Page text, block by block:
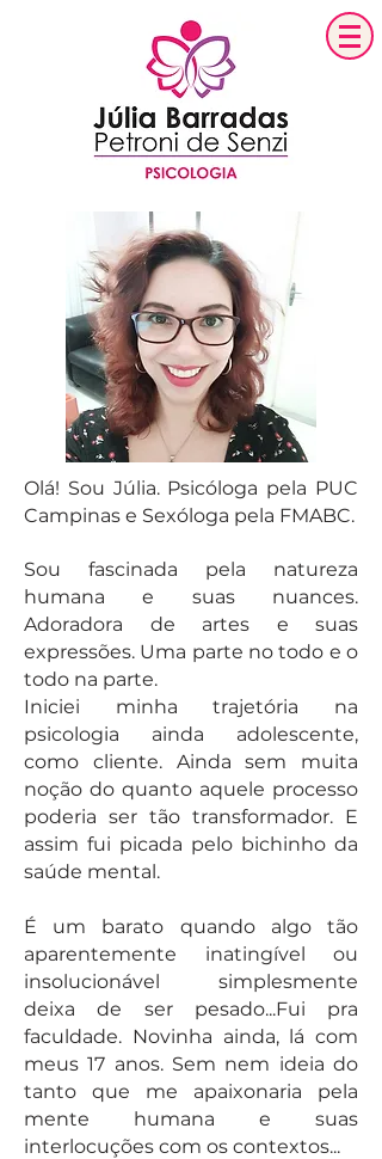
Olá! Sou Júlia. Psicóloga pela PUC
Campinas e Sexóloga pela FMABC.
Sou fascinada pela natureza
humana e suas nuances.
Adoradora de artes e suas
expressões. Uma parte no todo e o
todo na parte.
Iniciei minha trajetória na
psicologia ainda adolescente,
como cliente. Ainda sem muita
noção do quanto aquele processo
poderia ser tão transformador. E
assim fui picada pelo bichinho da
saúde mental.
É um barato quando algo tão
aparentemente inatingível ou
insolucionável simplesmente
deixa de ser pesado...Fui pra
faculdade. Novinha ainda, lá com
meus 17 anos. Sem nem ideia do
tanto que me apaixonaria pela
mente humana e suas
interlocuções com os contextos...